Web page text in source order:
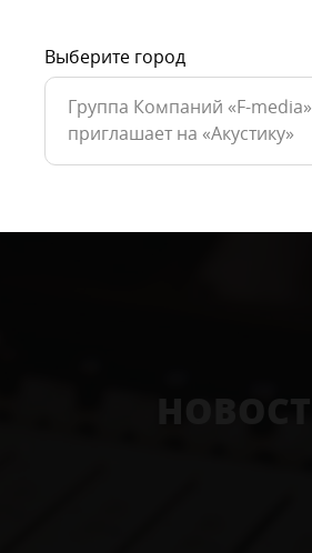
Выберите город
Группа Компаний «F-media»
приглашает на «Акустику»